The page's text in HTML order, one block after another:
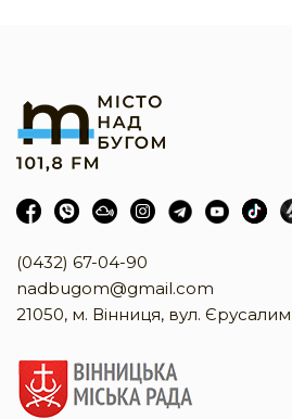
(0432) 67-04-90
nadbugom@gmail.com
21050, м. Вінниця, вул.